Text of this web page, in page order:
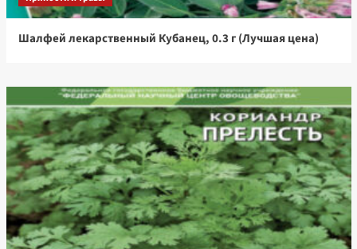
Шалфей лекарственный Кубанец, 0.3 г (Лучшая цена)